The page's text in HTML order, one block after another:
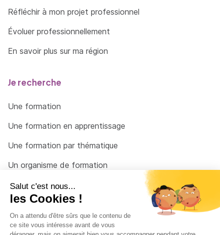
Réfléchir à mon projet professionnel
Évoluer professionnellement
En savoir plus sur ma région
Je recherche
Une formation
Une formation en apprentissage
Une formation par thématique
Un organisme de formation
Un conseiller
Une solution pour raccrocher